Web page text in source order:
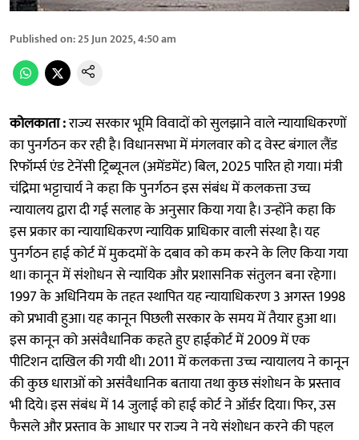
Published on:25 Jun 2025, 4:50 am
कोलकाता :राज्य सरकार भूमि विवादों को सुलझाने वाले न्यायाधिकरणों
का पुनर्गठन कर रही है। विधानसभा में मंगलवार को द वेस्ट बंगाल लैंड
रिफॉर्म्स एंड टेनेंसी ट्रिब्यूनल (अमेंडमेंट) बिल, 2025 पारित हो गया। मंत्री
चंद्रिमा भट्टाचार्य ने कहा कि पुनर्गठन इस संबंध में कलकत्ता उच्च
न्यायालय द्वारा दी गई सलाह के अनुसार किया गया है। उन्होंने कहा कि
इस प्रकार का न्यायाधिकरण न्यायिक प्राधिकार वाली संस्था है। यह
पुनर्गठन हाई कोर्ट में मुकदमों के दबाव को कम करने के लिए किया गया
था। कानून में संशोधन से न्यायिक और प्रशासनिक संतुलन बना रहेगा।
1997 के अधिनियम के तहत स्थापित यह न्यायाधिकरण 3 अगस्त 1998
को प्रभावी हुआ। यह कानून पिछली सरकार के समय में तैयार हुआ था।
इस कानून को असंवैधानिक कहते हुए हाईकोर्ट में 2009 में एक
पीटिशन दाखिल की गयी थी। 2011 में कलकत्ता उच्च न्यायालय ने कानून
की कुछ धाराओं को असंवैधानिक बताया तथा कुछ संशोधन के प्रस्ताव
भी दिये। इस संबंध में 14 जुलाई को हाई कोर्ट ने ऑर्डर दिया। फिर, उस
फैसले और प्रस्ताव के आधार पर राज्य ने नये संशोधन करने की पहल